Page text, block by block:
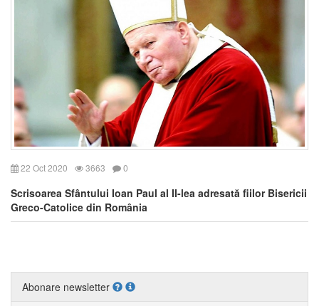
22 Oct 2020 3663 0
Scrisoarea Sfântului Ioan Paul al II-lea adresată fiilor Bisericii
Greco-Catolice din România
Abonare newsletter